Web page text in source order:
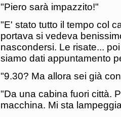
"Piero sarà impazzito!"
"E' stato tutto il tempo col
portava si vedeva
nascondersi. Le risate...
siamo dati appuntamento
"9.30? Ma allora sei già
"Da una cabina fuori città.
macchina. Mi sta